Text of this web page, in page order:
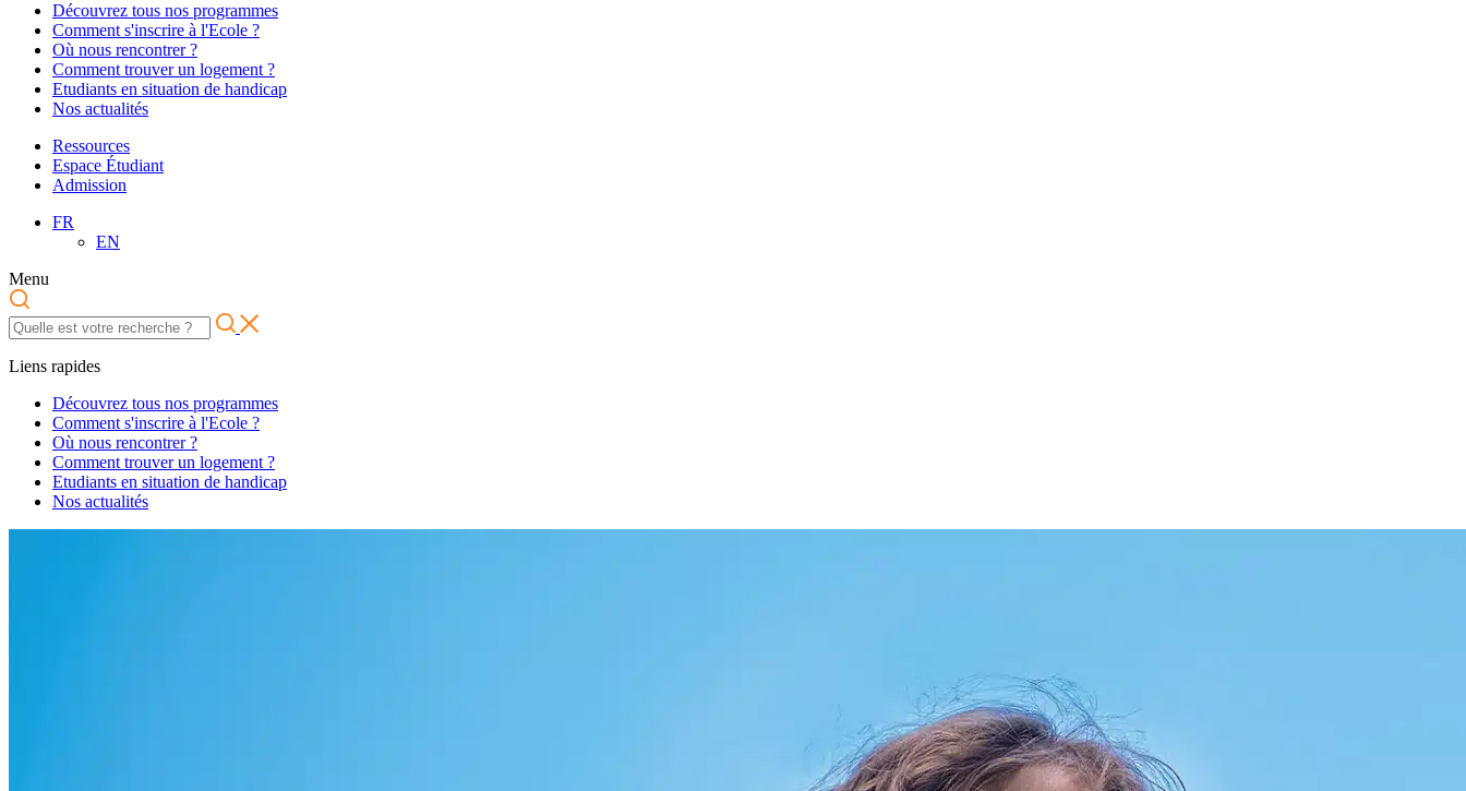
Découvrez tous nos programmes
Comment s'inscrire à l'Ecole ?
Où nous rencontrer ?
Comment trouver un logement ?
Etudiants en situation de handicap
Nos actualités
Ressources
Espace Étudiant
Admission
FR
EN
Menu
Liens rapides
Découvrez tous nos programmes
Comment s'inscrire à l'Ecole ?
Où nous rencontrer ?
Comment trouver un logement ?
Etudiants en situation de handicap
Nos actualités